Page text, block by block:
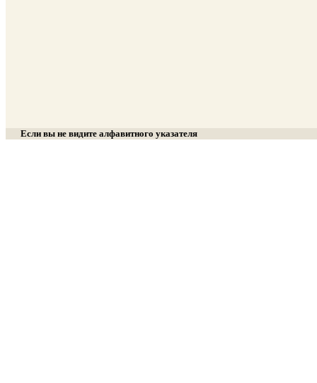
Если вы не видите алфавитного указателя